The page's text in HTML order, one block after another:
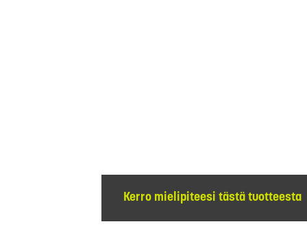
Kerro mielipiteesi tästä tuotteesta